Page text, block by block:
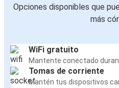
Opciones disponibles que
más
WiFi gratuito
Mantente conectado
Tomas de corriente
Mantén tus dispositivos